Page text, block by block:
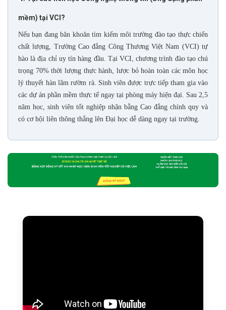
mềm) tại VCI?
Nếu bạn đang băn khoăn tìm kiếm môi trường đào tạo thực chiến
chất lượng, Trường Cao đẳng Công Thương Việt Nam (VCI) tự
hào là địa chỉ uy tín hàng đầu. Tại VCI, chương trình đào tạo chú
trọng 70% thời lượng thực hành, lược bỏ hoàn toàn các môn học
lý thuyết hàn lâm rườm rà. Sinh viên được trực tiếp tham gia vào
các dự án phần mềm thực tế ngay tại phòng máy hiện đại. Sau 2,5
năm học, sinh viên tốt nghiệp nhận bằng Cao đẳng chính quy và
có cơ hội liên thông thẳng lên Đại học dễ dàng ngay tại trường.